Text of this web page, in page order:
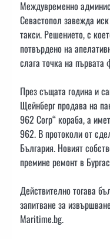
Междувременно
Севастопол завежда
такси. Решението, с
потвърдено на
слага точка на първата
През същата година и
Щейнберг продава на
962 Corp“ кораба, а
962. В протоколи от
България. Новият
премине ремонт в
Действително тогава
запитване за
Maritime.bg.